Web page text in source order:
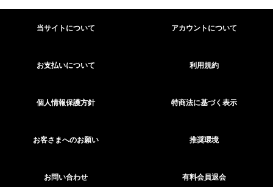
当サイトについて アカウントについて
お支払いについて 利用規約
個人情報保護方針 特商法に基づく表示
お客さまへのお願い 推奨環境
お問い合わせ 有料会員退会